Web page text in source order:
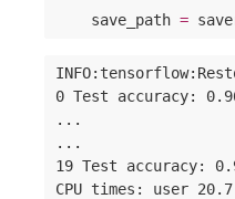
    save_path
=
0 Test accuracy:
...
...
19 Test accuracy:
CPU times: user